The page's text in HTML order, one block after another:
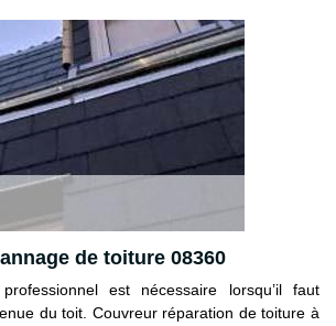
de toiture 08360
professionnel est nécessaire lorsqu’il faut
du toit. Couvreur réparation de toiture à